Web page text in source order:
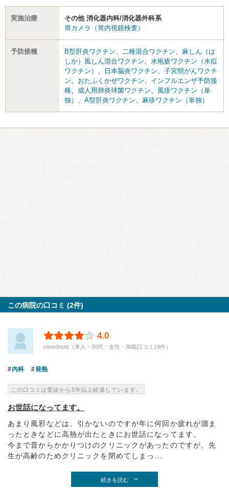
実施治療
その他 消化器内科/消化器外科系
胃カメラ（胃内視鏡検査）
予防接種 B型肝炎ワクチン、 二種混合ワクチン、 麻しん（は
しか）風しん混合ワクチン、 水疱瘡ワクチン（水痘
ワクチン） 、 日本脳炎ワクチン、 子宮頸がんワクチ
ン、 おたふくかぜワクチン、 インフルエンザ予防接
種、 成人用肺炎球菌ワクチン、 風疹ワクチン（単
独） 、 A型肝炎ワクチン、 麻疹ワクチン（単独）
この病院の口コミ (2件)
4.0
mixednuts（本人・30代・女性・掲載口コミ19件）
内科 発熱
この口コミは受診から5年以上経過しています。
お世話になってます。
あまり風邪などは、引かないのですが年に何回か疲れが溜ま
ったときなどに高熱が出たときにお世話になってます。
今まで昔からかかりつけのクリニックがあったのですが、先
生が高齢のためクリニックを閉めてしまっ...
続きを読む